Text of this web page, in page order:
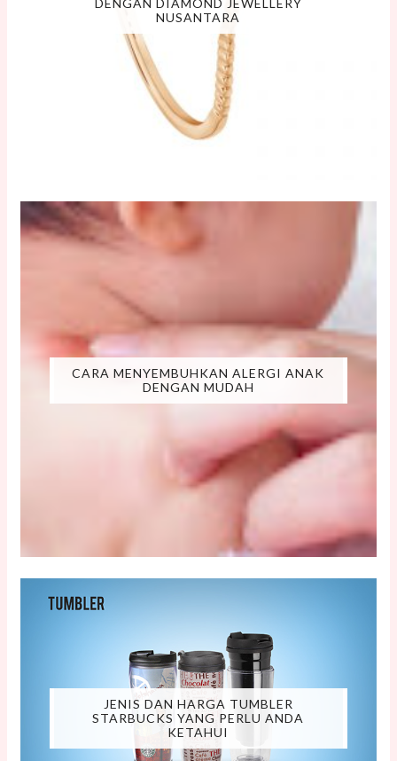
DENGAN DIAMOND JEWELLERY
NUSANTARA
CARA MENYEMBUHKAN ALERGI ANAK
DENGAN MUDAH
JENIS DAN HARGA TUMBLER
STARBUCKS YANG PERLU ANDA
KETAHUI